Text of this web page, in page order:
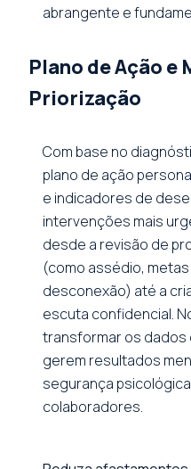
abrangente e
Plano de Ação e
Priorização
Com base no
plano de ação
e indicadores de
intervenções mais
desde a revisão de
(como assédio,
desconexão) até a
escuta confidencial.
transformar os
gerem resultados
segurança
colaboradores.